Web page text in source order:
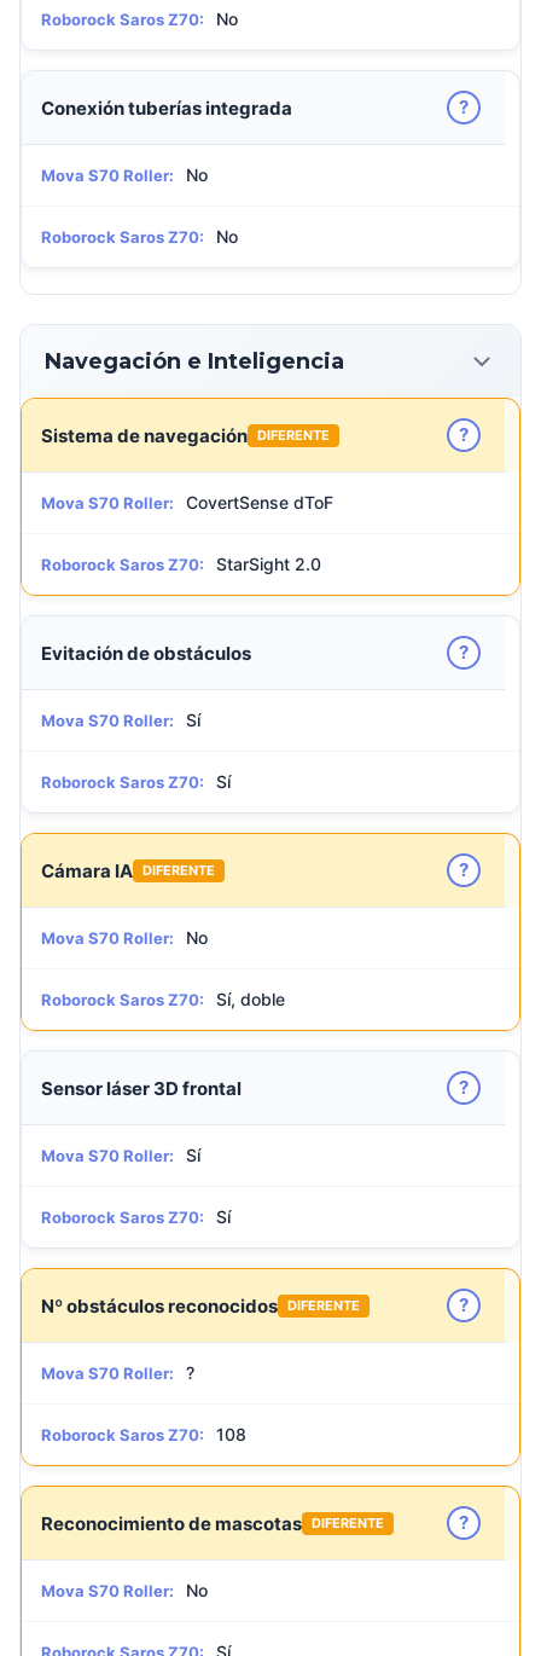
Roborock Saros Z70: No
Conexión tuberías integrada ?
Mova S70 Roller: No
Roborock Saros Z70: No
Navegación e Inteligencia
Sistema de navegación DIFERENTE ?
Mova S70 Roller: CovertSense dToF
Roborock Saros Z70: StarSight 2.0
Evitación de obstáculos ?
Mova S70 Roller: Sí
Roborock Saros Z70: Sí
Cámara IA DIFERENTE ?
Mova S70 Roller: No
Roborock Saros Z70: Sí, doble
Sensor láser 3D frontal ?
Mova S70 Roller: Sí
Roborock Saros Z70: Sí
Nº obstáculos reconocidos DIFERENTE ?
Mova S70 Roller: ?
Roborock Saros Z70: 108
Reconocimiento de mascotas DIFERENTE ?
Mova S70 Roller: No
Sí